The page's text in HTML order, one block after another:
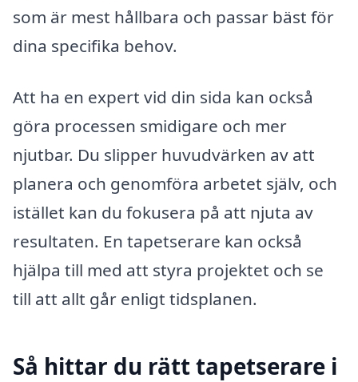
som är mest hållbara och passar bäst för
dina specifika behov.
Att ha en expert vid din sida kan också
göra processen smidigare och mer
njutbar. Du slipper huvudvärken av att
planera och genomföra arbetet själv, och
istället kan du fokusera på att njuta av
resultaten. En tapetserare kan också
hjälpa till med att styra projektet och se
till att allt går enligt tidsplanen.
Så hittar du rätt tapetserare i